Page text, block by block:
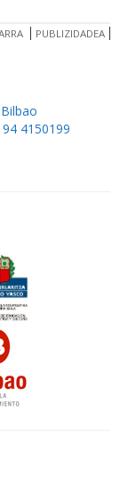
PUBLIZIDADEA
4150199